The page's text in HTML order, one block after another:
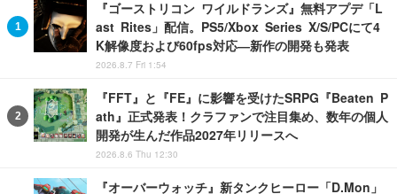
『ゴーストリコン ワイルドランズ』無料アプデ「L
ast Rites」配信。PS5/Xbox Series X/S/PCにて4
K解像度および60fps対応―新作の開発も発表
2026.8.7 Fri 1:54
『FFT』と『FE』に影響を受けたSRPG『Beaten P
ath』正式発表！クラファンで注目集め、数年の個人
開発が生んだ作品2027年リリースへ
2026.8.6 Thu 12:30
『オーバーウォッチ』新タンクヒーロー「D.Mon」